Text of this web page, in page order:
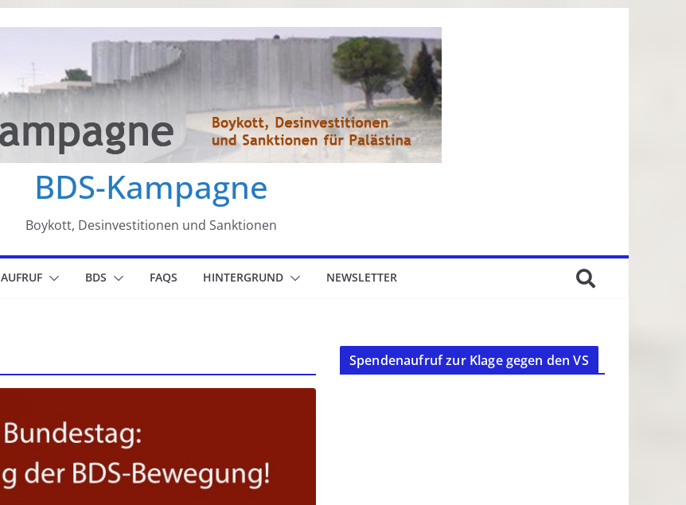
BDS-Kampagne
Boykott, Desinvestitionen und Sanktionen
AUFRUF BDS FAQS HINTERGRUND NEWSLETTER
Spendenaufruf zur Klage gegen den VS